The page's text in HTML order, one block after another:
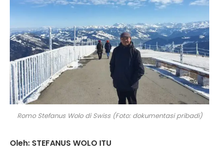
Romo Stefanus Wolo di Swiss (Foto: dokumentasi pribadi)
Oleh: STEFANUS WOLO ITU